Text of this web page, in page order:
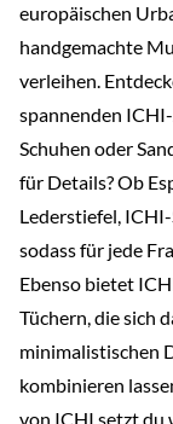
europäischen
handgemachte
verleihen.
spannenden
Schuhen oder
für Details? Ob
Lederstiefel,
sodass für jede
Ebenso bietet
Tüchern, die sich
minimalistischen
kombinieren
von ICHI setzt du